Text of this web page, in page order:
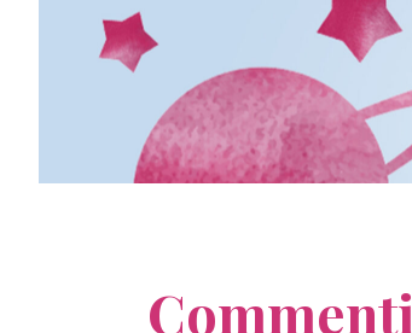
Commenti